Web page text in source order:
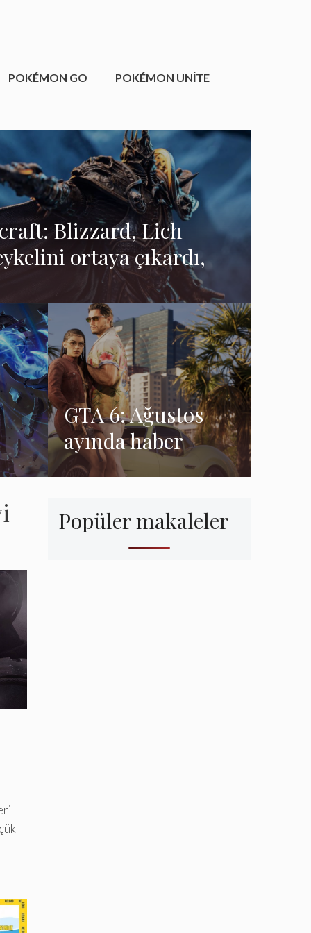
POKÉMON GO POKÉMON UNITE
Blizzard, Lich
ortaya çıkardı,
GTA 6: Ağustos
ayında haber
bekleniyor,
duyuru hakkında
spekülasyon
Popüler makaleler